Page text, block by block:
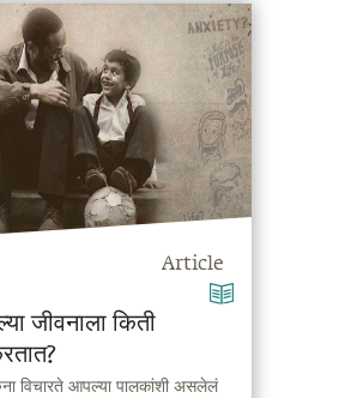
Article
जीवनाला किती
विचारते आपल्या पालकांशी असलेलं